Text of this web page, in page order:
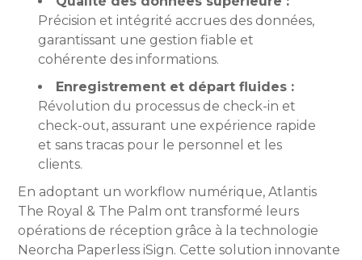
Précision et intégrité accrues des données,
garantissant une gestion fiable et
cohérente des informations.
Enregistrement et départ fluides :
Révolution du processus de check-in et
check-out, assurant une expérience rapide
et sans tracas pour le personnel et les
clients.
En adoptant un workflow numérique, Atlantis
The Royal & The Palm ont transformé leurs
opérations de réception grâce à la technologie
Neorcha Paperless iSign. Cette solution innovante